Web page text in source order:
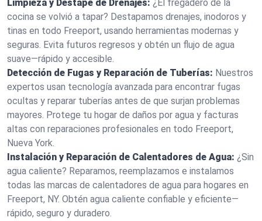
Limpieza y Destape de Drenajes: ¿El fregadero de la
cocina se volvió a tapar? Destapamos drenajes, inodoros y
tinas en todo Freeport, usando herramientas modernas y
seguras. Evita futuros regresos y obtén un flujo de agua
suave—rápido y accesible.
Detección de Fugas y Reparación de Tuberías: Nuestros
expertos usan tecnología avanzada para encontrar fugas
ocultas y reparar tuberías antes de que surjan problemas
mayores. Protege tu hogar de daños por agua y facturas
altas con reparaciones profesionales en todo Freeport,
Nueva York.
Instalación y Reparación de Calentadores de Agua: ¿Sin
agua caliente? Reparamos, reemplazamos e instalamos
todas las marcas de calentadores de agua para hogares en
Freeport, NY. Obtén agua caliente confiable y eficiente—
rápido, seguro y duradero.